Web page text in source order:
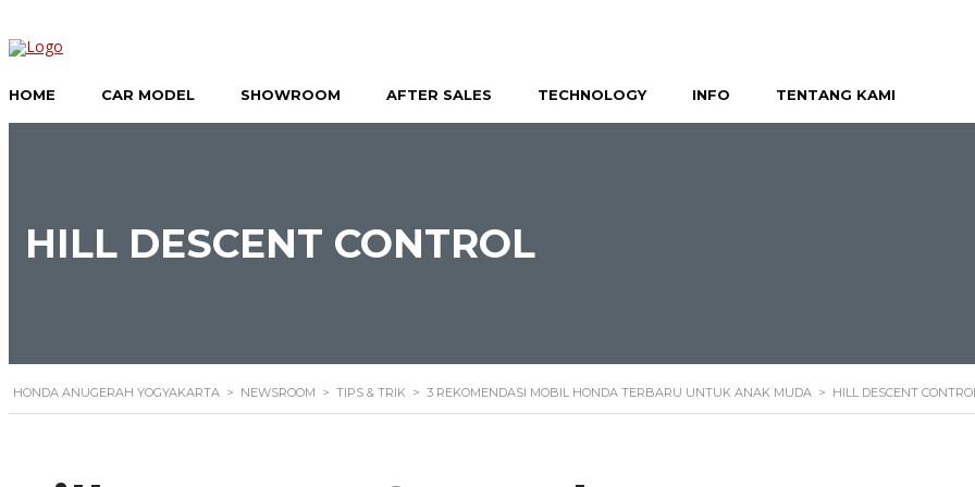
HOME CAR MODEL SHOWROOM AFTER SALES TECHNOLOGY INFO TENTANG KAMI
HILL DESCENT CONTROL
HONDA ANUGERAH YOGYAKARTA > NEWSROOM > TIPS & TRIK > 3 REKOMENDASI MOBIL HONDA TERBARU UNTUK ANAK MUDA > HILL DESCENT